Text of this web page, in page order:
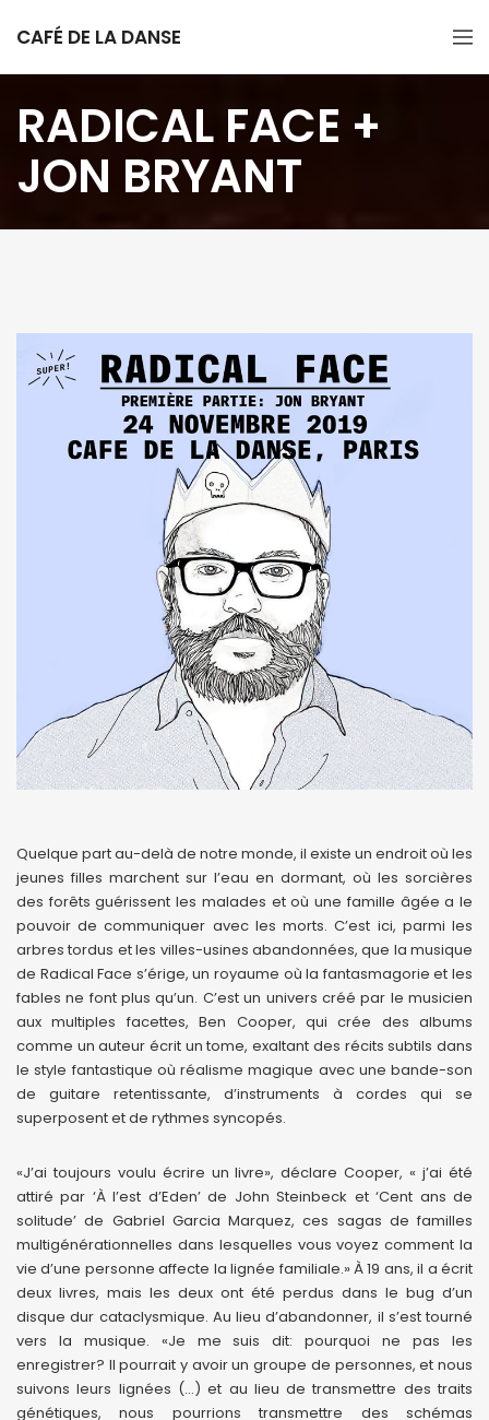
CAFÉ DE LA DANSE
RADICAL FACE +
JON BRYANT
Quelque part au-delà de notre monde, il existe un endroit où les
jeunes filles marchent sur l’eau en dormant, où les sorcières
des forêts guérissent les malades et où une famille âgée a le
pouvoir de communiquer avec les morts. C’est ici, parmi les
arbres tordus et les villes-usines abandonnées, que la musique
de Radical Face s’érige, un royaume où la fantasmagorie et les
fables ne font plus qu’un. C’est un univers créé par le musicien
aux multiples facettes, Ben Cooper, qui crée des albums
comme un auteur écrit un tome, exaltant des récits subtils dans
le style fantastique où réalisme magique avec une bande-son
de guitare retentissante, d’instruments à cordes qui se
superposent et de rythmes syncopés.
«J’ai toujours voulu écrire un livre», déclare Cooper, « j’ai été
attiré par ‘À l’est d’Eden’ de John Steinbeck et ‘Cent ans de
solitude’ de Gabriel Garcia Marquez, ces sagas de familles
multigénérationnelles dans lesquelles vous voyez comment la
vie d’une personne affecte la lignée familiale.» À 19 ans, il a écrit
deux livres, mais les deux ont été perdus dans le bug d’un
disque dur cataclysmique. Au lieu d’abandonner, il s’est tourné
vers la musique. «Je me suis dit: pourquoi ne pas les
enregistrer? Il pourrait y avoir un groupe de personnes, et nous
suivons leurs lignées (…) et au lieu de transmettre des traits
génétiques, nous pourrions transmettre des schémas